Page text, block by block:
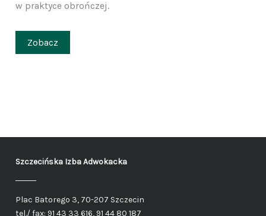
w praktyce obrończej.
Zobacz
Szczecińska Izba Adwokacka
Plac Batorego 3, 70-207 Szczecin
tel./ fax: 91 43 33 616, 91 44 80 187